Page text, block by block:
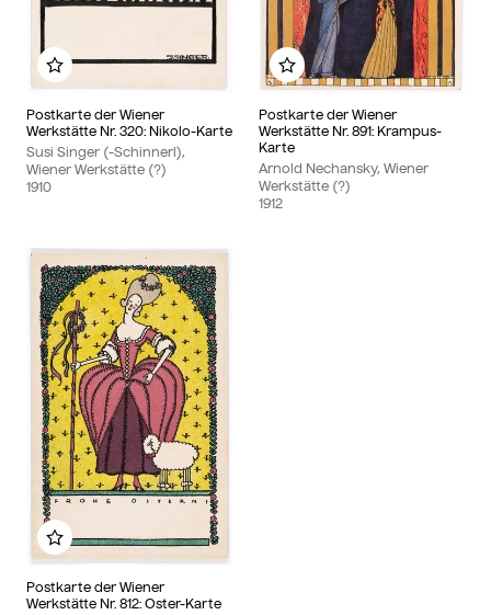
Postkarte der Wiener
Werkstätte Nr. 320: Nikolo-Karte
Susi Singer (-Schinnerl),
Wiener Werkstätte (?)
1910
Zu meinem Album hinzufügen
Postkarte der Wiener
Werkstätte Nr. 891: Krampus-
Karte
Arnold Nechansky, Wiener
Werkstätte (?)
1912
Zu meinem Album
Postkarte der Wiener
Werkstätte Nr. 812: Oster-Karte
Zu meinem Album hinzufügen